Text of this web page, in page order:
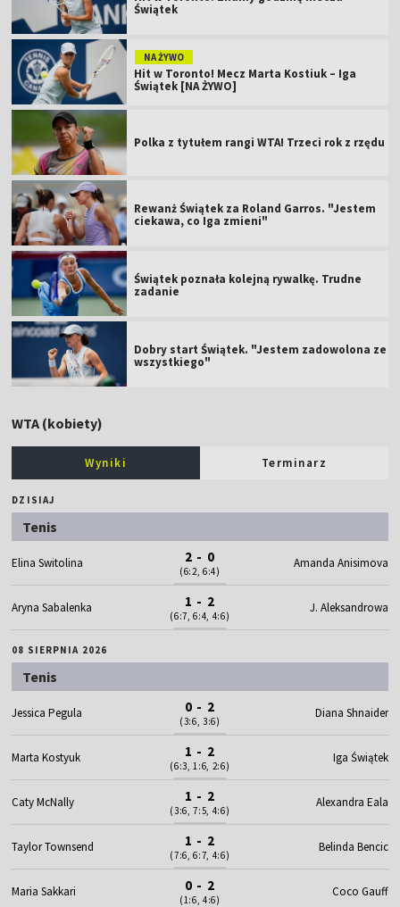
Świątek
NA ŻYWO
Hit w Toronto! Mecz Marta Kostiuk – Iga
Świątek [NA ŻYWO]
Polka z tytułem rangi WTA! Trzeci rok z rzędu
Rewanż Świątek za Roland Garros. "Jestem
ciekawa, co Iga zmieni"
Świątek poznała kolejną rywalkę. Trudne
zadanie
Dobry start Świątek. "Jestem zadowolona ze
wszystkiego"
WTA (kobiety)
Wyniki Terminarz
DZISIAJ
Tenis
Elina Switolina 2 - 0
(6:2, 6:4)
Amanda Anisimova
Aryna Sabalenka 1 - 2
(6:7, 6:4, 4:6)
J. Aleksandrowa
08 SIERPNIA 2026
Tenis
Jessica Pegula 0 - 2
(3:6, 3:6)
Diana Shnaider
Marta Kostyuk 1 - 2
(6:3, 1:6, 2:6)
Iga Świątek
Caty McNally 1 - 2
(3:6, 7:5, 4:6)
Alexandra Eala
Taylor Townsend 1 - 2
(7:6, 6:7, 4:6)
Belinda Bencic
Maria Sakkari 0 - 2
(1:6, 4:6)
Coco Gauff